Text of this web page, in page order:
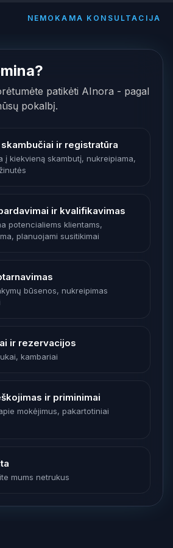
NEMOKAMA KONSULTACIJA
patikėti AInora - pagal
pokalbį.
ir registratūra
į kiekvieną skambutį, nukreipiama,
ir kvalifikavimas
potencialiems klientams,
planuojami susitikimai
būsenos, nukreipimas
ir rezervacijos
kambariai
ir priminimai
mokėjimus, pakartotiniai
mums netrukus